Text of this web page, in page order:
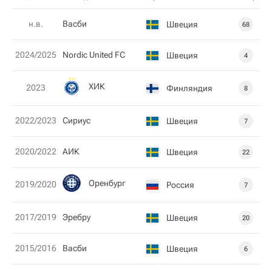
н.в. Васби Швеция 68
2024/2025 Nordic United FC Швеция 4
2023 ХИК Финляндия 8
2022/2023 Сириус Швеция 7
2020/2022 АИК Швеция 22
2019/2020 Оренбург Россия 7
2017/2019 Эребру Швеция 20
2015/2016 Васби Швеция 6